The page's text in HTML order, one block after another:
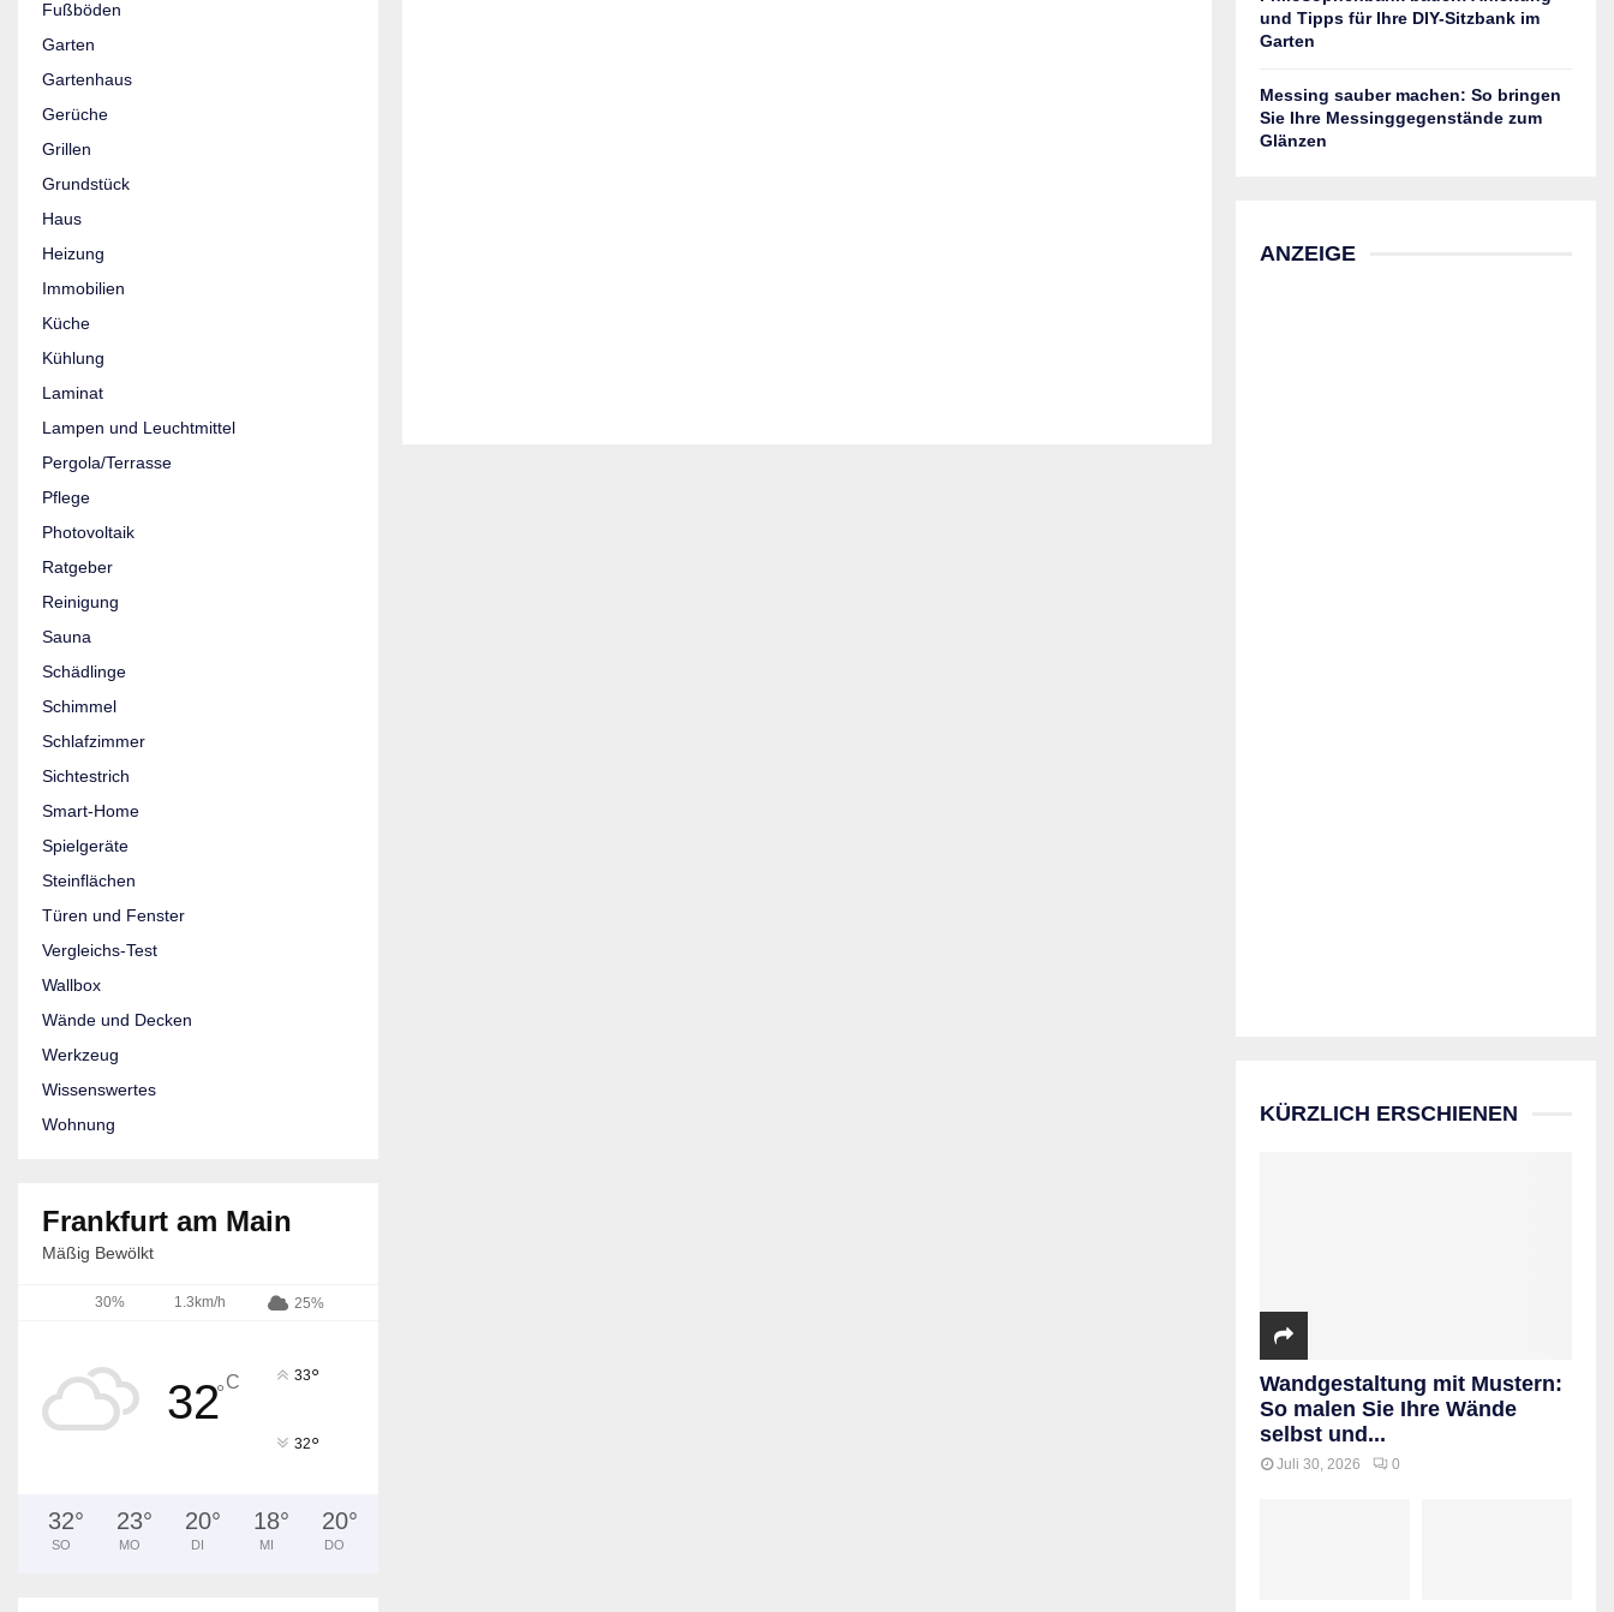
Fußböden
Garten
Gartenhaus
Gerüche
Grillen
Grundstück
Haus
Heizung
Immobilien
Küche
Kühlung
Laminat
Lampen und Leuchtmittel
Pergola/Terrasse
Pflege
Photovoltaik
Ratgeber
Reinigung
Sauna
Schädlinge
Schimmel
Schlafzimmer
Sichtestrich
Smart-Home
Spielgeräte
Steinflächen
Türen und Fenster
Vergleichs-Test
Wallbox
Wände und Decken
Werkzeug
Wissenswertes
Wohnung
Frankfurt am Main
Mäßig Bewölkt
30% 1.3km/h 25%
32°C 33°
32°
32°
SO
23°
MO
20°
DI
18°
MI
20°
DO
und Tipps für Ihre DIY-Sitzbank im
Garten
Messing sauber machen: So bringen
Sie Ihre Messinggegenstände zum
Glänzen
ANZEIGE
KÜRZLICH ERSCHIENEN
Wandgestaltung mit Mustern:
So malen Sie Ihre Wände
selbst und...
Juli 30, 2026 0